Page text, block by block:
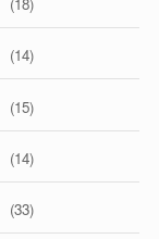
(14)
(15)
(14)
(33)